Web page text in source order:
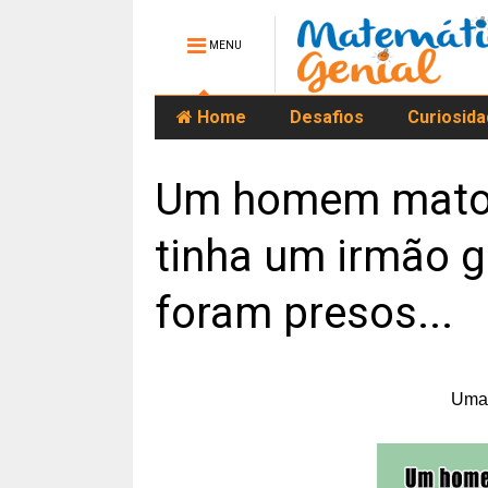
MENU
Home Desafios
Um homem
tinha um irmão
foram presos...